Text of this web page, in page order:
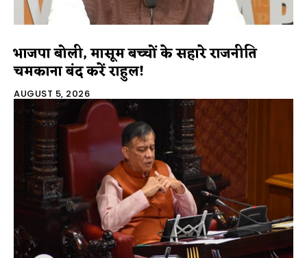
भाजपा बोली, मासूम बच्चों के सहारे राजनीति
चमकाना बंद करें राहुल!
AUGUST 5, 2026